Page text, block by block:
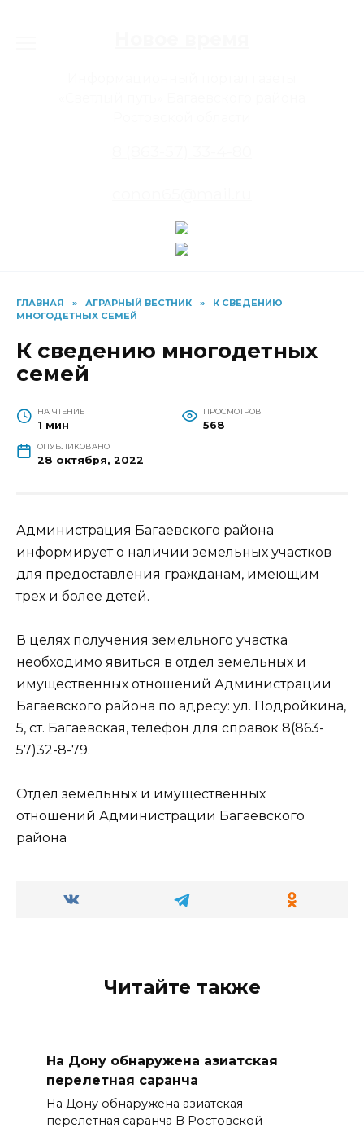
ГЛАВНАЯ » АГРАРНЫЙ ВЕСТНИК »
К СВЕДЕНИЮ
МНОГОДЕТНЫХ СЕМЕЙ
К сведению многодетных
семей
НА ЧТЕНИЕ
1 мин
ПРОСМОТРОВ
568
ОПУБЛИКОВАНО
28 октября, 2022
Администрация Багаевского района
информирует о наличии земельных участков
для предоставления гражданам, имеющим
трех и более детей.
В целях получения земельного участка
необходимо явиться в отдел земельных и
имущественных отношений Администрации
Багаевского района по адресу: ул. Подройкина,
5, ст. Багаевская, телефон для справок 8(863-
57)32-8-79.
Отдел земельных и имущественных
отношений Администрации Багаевского
района
Читайте также
На Дону обнаружена азиатская
перелетная саранча
На Дону обнаружена азиатская
перелетная саранча В Ростовской